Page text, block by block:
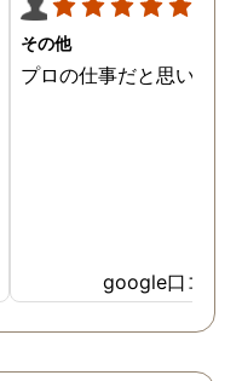
その他
プロの仕事だと思います
google口コミ